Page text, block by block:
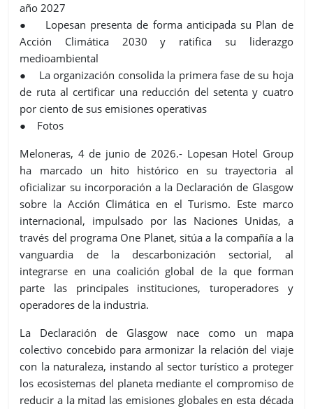
año 2027
● Lopesan presenta de forma anticipada su Plan de
Acción Climática 2030 y ratifica su liderazgo
medioambiental
● La organización consolida la primera fase de su hoja
de ruta al certificar una reducción del setenta y cuatro
por ciento de sus emisiones operativas
● Fotos
Meloneras, 4 de junio de 2026.- Lopesan Hotel Group
ha marcado un hito histórico en su trayectoria al
oficializar su incorporación a la Declaración de Glasgow
sobre la Acción Climática en el Turismo. Este marco
internacional, impulsado por las Naciones Unidas, a
través del programa One Planet, sitúa a la compañía a la
vanguardia de la descarbonización sectorial, al
integrarse en una coalición global de la que forman
parte las principales instituciones, turoperadores y
operadores de la industria.
La Declaración de Glasgow nace como un mapa
colectivo concebido para armonizar la relación del viaje
con la naturaleza, instando al sector turístico a proteger
los ecosistemas del planeta mediante el compromiso de
reducir a la mitad las emisiones globales en esta década